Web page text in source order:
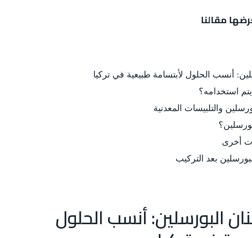
مقالنا
أنسب الحلول لأبتسامة طبيعية في تركيا
استخدامه؟
والتلبيسات المعدنية
أخرى
بعد التركيب
البورسلين: أنسب الحلول